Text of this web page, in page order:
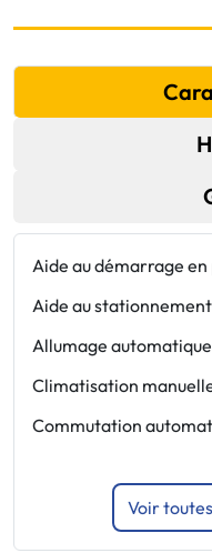
Aide au démarrage
Aide au
Allumage
Climatisation
Commutation
Voir